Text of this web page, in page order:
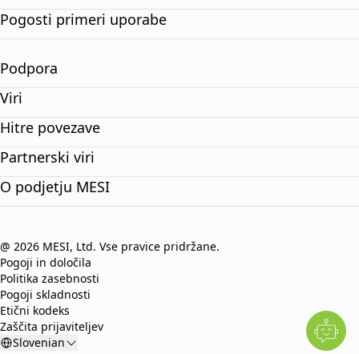
Pogosti primeri uporabe
Podpora
Viri
Hitre povezave
Partnerski viri
O podjetju MESI
@ 2026 MESI, Ltd. Vse pravice pridržane.
Pogoji in določila
Politika zasebnosti
Pogoji skladnosti
Etični kodeks
Zaščita prijaviteljev
Slovenian